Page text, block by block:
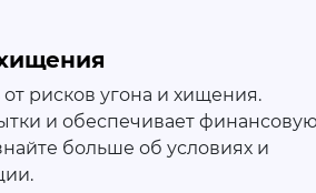
рисков угона и хищения.
и обеспечивает финансовую
больше об условиях и